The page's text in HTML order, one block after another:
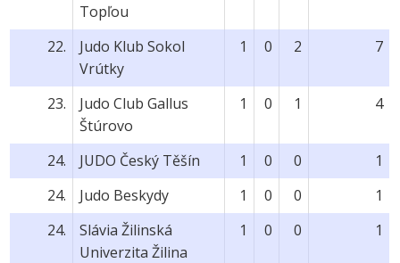
Topľou
22.
Judo Klub Sokol
Vrútky
1 0 2 7
23.
Judo Club Gallus
Štúrovo
1 0 1 4
24. JUDO Český Těšín 1 0 0
1
24.
Judo Beskydy 1 0 0
1
24.
Slávia Žilinská
Univerzita Žilina
1 0 0 1